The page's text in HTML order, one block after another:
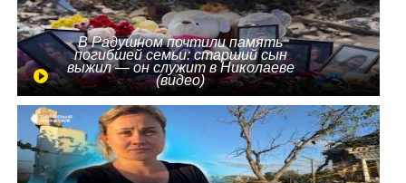
В Радушном почтили память
погибшей семьи: старший сын
выжил — он служит в Николаеве
(видео)